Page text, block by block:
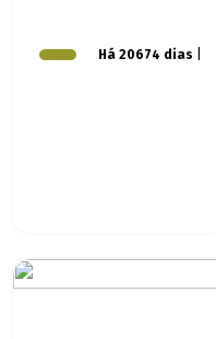
Há 20674 dias